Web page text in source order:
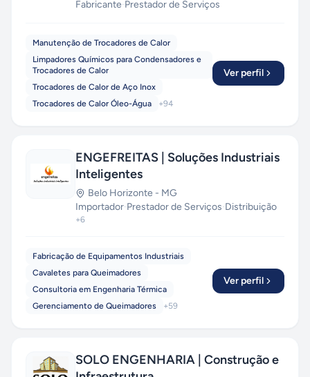
Fabricante·Prestador de Serviços
Manutenção de Trocadores de Calor
Limpadores Químicos para Condensadores e
Trocadores de Calor
Trocadores de Calor de Aço Inox
Trocadores de Calor Óleo-Água
+94
Ver perfil
ENGEFREITAS | Soluções Industriais
Inteligentes
Belo Horizonte - MG
Importador·Prestador de Serviços·Distribuição
+6
Fabricação de Equipamentos Industriais
Cavaletes para Queimadores
Consultoria em Engenharia Térmica
Gerenciamento de Queimadores
+59
Ver perfil
SOLO ENGENHARIA | Construção e